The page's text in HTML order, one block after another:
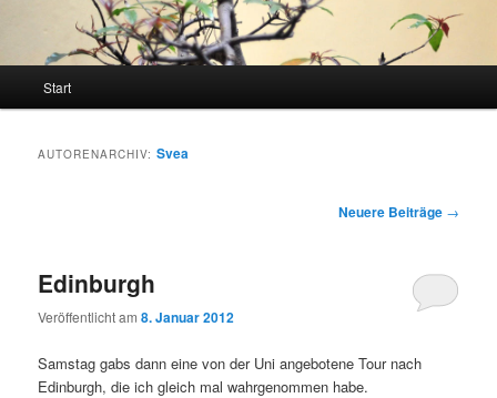
Start
AUTORENARCHIV:Svea
Neuere Beiträge →
Edinburgh
Veröffentlicht am8. Januar 2012
Samstag gabs dann eine von der Uni angebotene Tour nach
Edinburgh, die ich gleich mal wahrgenommen habe.